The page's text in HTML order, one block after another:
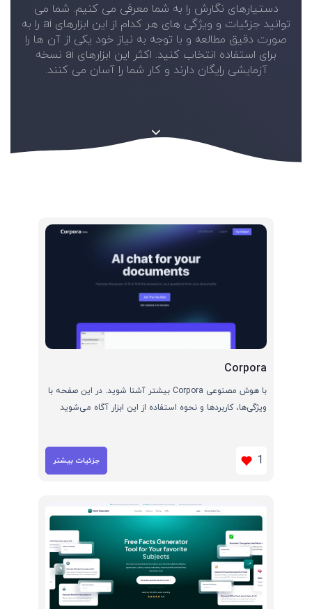
دستیارهای نگارش را به شما معرفی می کنیم. شما می
توانید جزئیات و ویژگی های هر کدام از این ابزارهای ai را به
صورت دقیق مطالعه و با توجه به نیاز خود یکی از آن ها را
برای استفاده انتخاب کنید. اکثر این ابزارهای ai نسخه
آزمایشی رایگان دارند و کار شما را آسان می کنند.
Corpora
با هوش مصنوعی Corpora بیشتر آشنا شوید. در این صفحه با
ویژگی‌ها، کاربردها و نحوه استفاده از این ابزار آگاه می‌شوید
1 جزئیات بیشتر